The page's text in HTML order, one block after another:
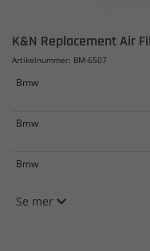
K&N Replacement Air
Artikelnummer: BM-6507
Bmw
Bmw
Bmw
Se mer